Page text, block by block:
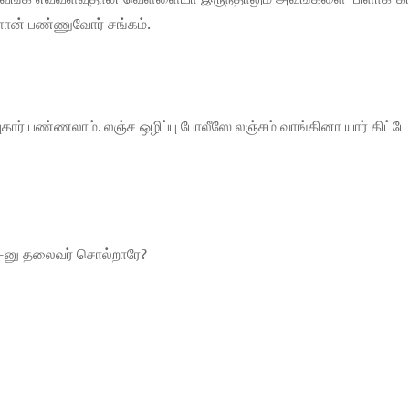
பண்ணுவோர் சங்கம்.
பண்ணலாம். லஞ்ச ஒழிப்பு போலீஸே லஞ்சம் வாங்கினா யார் கிட்டே
னு தலைவர் சொல்றாரே?